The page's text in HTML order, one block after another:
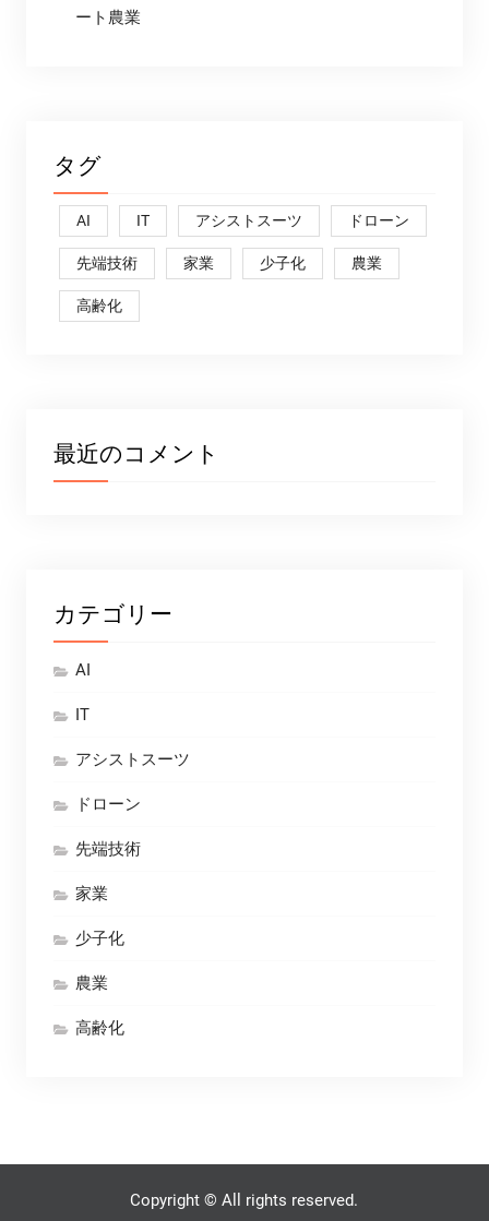
ート農業
タグ
AI IT アシストスーツ ドローン
先端技術 家業 少子化 農業
高齢化
最近のコメント
カテゴリー
AI
IT
アシストスーツ
ドローン
先端技術
家業
少子化
農業
高齢化
Copyright © All rights reserved.